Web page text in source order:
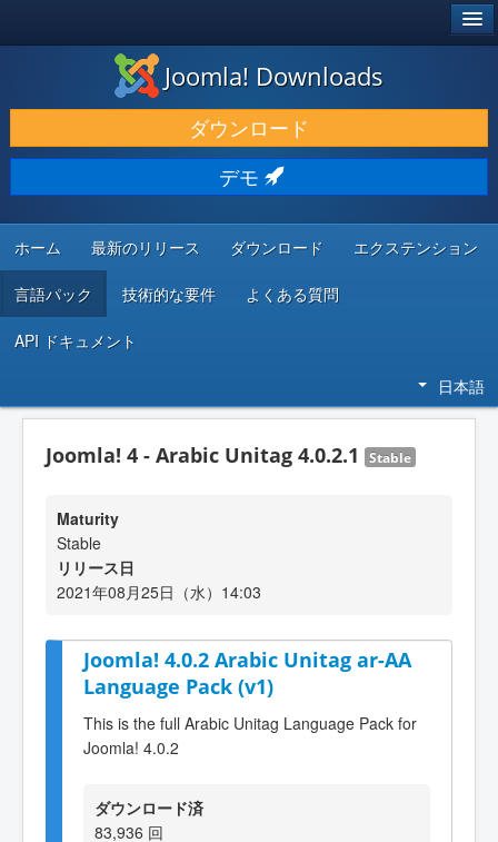
ダウンロードと機能拡張
発見と学び
コミュニティとサポート
開発者向けリソース
Joomla! Downloads
ダウンロード
デモ
ホーム 最新のリリース ダウンロード エクステンション
言語パック 技術的な要件 よくある質問
API ドキュメント
日本語
Joomla! 4 - Arabic Unitag 4.0.2.1 Stable
Maturity
Stable
リリース日
2021年08月25日（水）14:03
Joomla! 4.0.2 Arabic Unitag ar-AA
Language Pack (v1)
This is the full Arabic Unitag Language Pack for
Joomla! 4.0.2
ダウンロード済
83,936 回